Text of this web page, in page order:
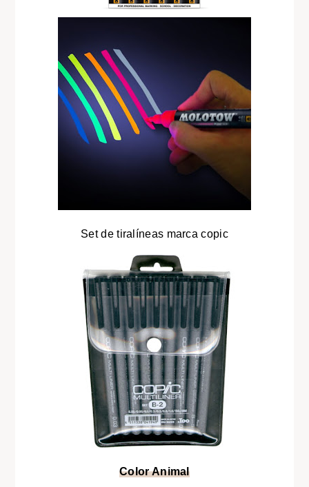
Set de tiralíneas marca copic
Color Animal